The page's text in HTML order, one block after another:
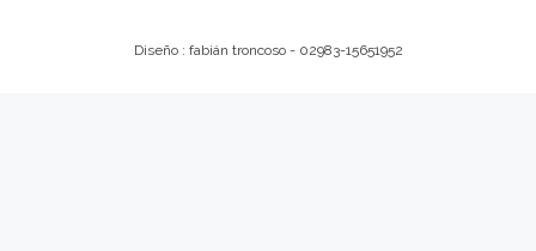
Diseño : fabián troncoso - 02983-15651952